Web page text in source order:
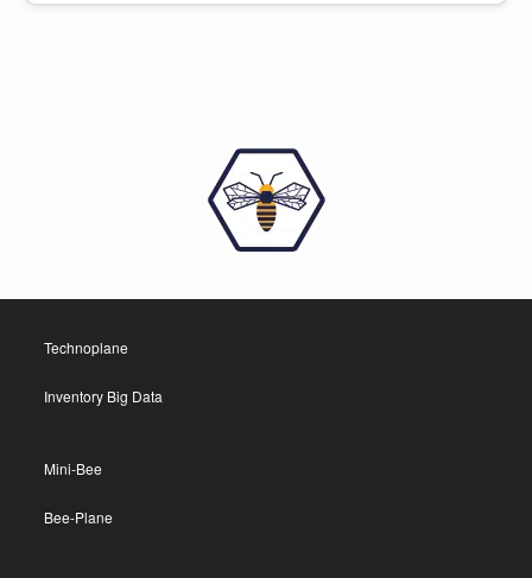
Technoplane
Inventory Big Data
Mini-Bee
Bee-Plane